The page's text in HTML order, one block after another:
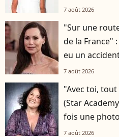
7 août 2026
"Sur une
de la France"
eu un
7 août 2026
"Avec toi,
(Star
fois une
7 août 2026